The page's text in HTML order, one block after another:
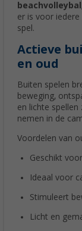
beachvolleybal
er is voor iedere
spel.
Actieve
en oud
Buiten spelen
beweging,
en lichte
nemen in de
Voordelen van
Geschikt
Ideaal voor
Stimuleert
Licht en